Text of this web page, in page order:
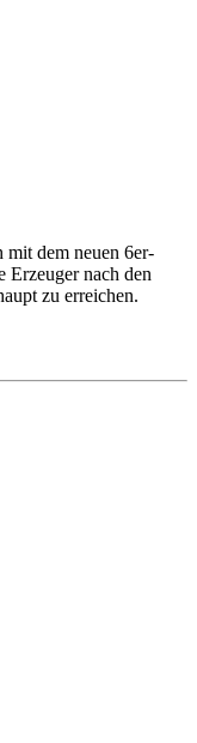
mit dem neuen 6er-
Erzeuger nach den
zu erreichen.